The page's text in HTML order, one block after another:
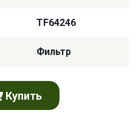
TF64246
Фильтр
Купить